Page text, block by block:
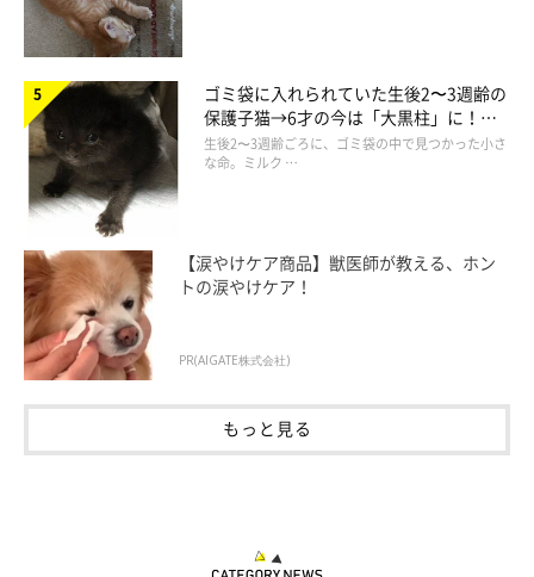
ゴミ袋に入れられていた生後2〜3週齢の
保護子猫→6才の今は「大黒柱」に！
美しい黒猫に成長した姿にグッとくる
生後2〜3週齢ごろに、ゴミ袋の中で見つかった小さ
な命。ミルク …
【涙やけケア商品】獣医師が教える、ホン
トの涙やけケア！
PR(AIGATE株式会社)
もっと見る